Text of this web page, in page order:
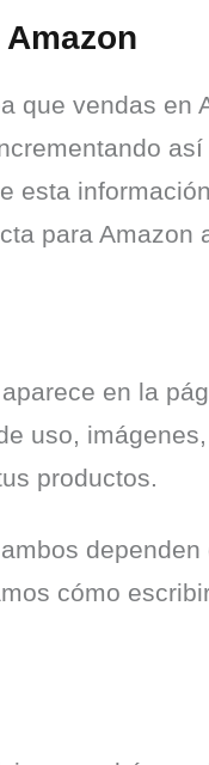
que vendas en
esta
para Amazon
en la
uso,
productos.
cómo